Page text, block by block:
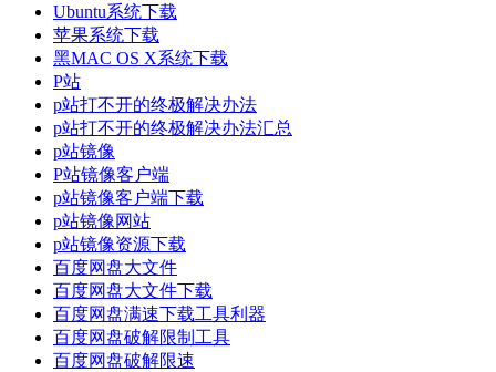
Ubuntu系统下载
苹果系统下载
黑MAC OS X系统下载
P站
p站打不开的终极解决办法
p站打不开的终极解决办法汇总
p站镜像
P站镜像客户端
p站镜像客户端下载
p站镜像网站
p站镜像资源下载
百度网盘大文件
百度网盘大文件下载
百度网盘满速下载工具利器
百度网盘破解限制工具
百度网盘破解限速